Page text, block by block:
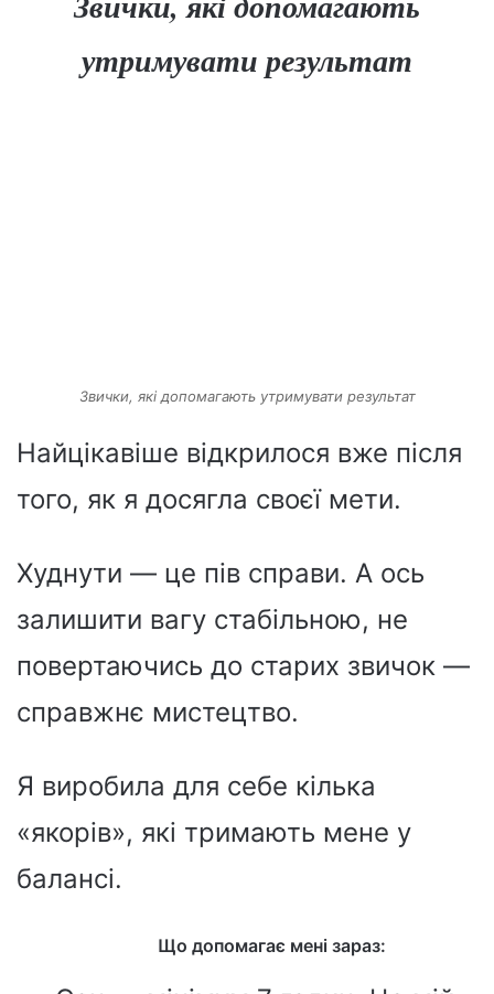
утримувати результат
Звички, які допомагають утримувати результат
Найцікавіше відкрилося вже після
того, як я досягла своєї мети.
Худнути — це пів справи. А ось
залишити вагу стабільною, не
повертаючись до старих звичок —
справжнє мистецтво.
Я виробила для себе кілька
«якорів», які тримають мене у
балансі.
Що допомагає мені зараз: